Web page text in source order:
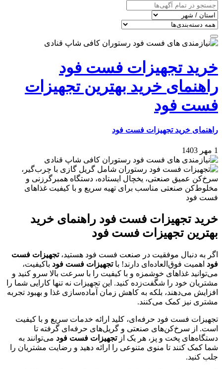
خرید تجهیزات فست فود
راهنمای خرید بهترین تجهیزات
فست فود
راهنمای خرید تجهیزات فست فود
1 مهر 1403
خرید تجهیزات فست فود راهنمای خرید
بهترین تجهیزات فست فود
اگر به دنبال موفقیت در صنعت فست فود هستید،تجهیزات فست
فود اهمیت فوق‌العاده‌ای دارند! باتجهیزات فست فود باکیفیت،
می‌توانید غذاهای خوشمزه و با کیفیت را با سرعت بالا سرو کنید و
مشتریان خود را شگفت‌زده کنید. این تجهیزات نه تنها کارایی شما را
افزایش می‌دهند، بلکه به کاهش زمان آماده‌سازی غذا و بهبود تجربه
مشتری نیز کمک می‌کنند.
تجهیزات فست فود حرفه‌ای، کلید ارائه خدمات سریع و با کیفیت
است. از سرخ‌کن‌های صنعتی و گریل‌های حرفه‌ای گرفته تا
دستگاه‌های پخت و پز، هر یک ازتجهیزات فست فود می‌توانند به
شما کمک کنند تا منوی متنوعی را ارائه دهید و رضایت مشتریان را
جلب کنید.